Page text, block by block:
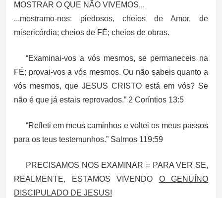
MOSTRAR O QUE NÃO VIVEMOS...
...mostramo-nos: piedosos, cheios de Amor, de
misericórdia; cheios de FÉ; cheios de obras.
“Examinai-vos a vós mesmos, se permaneceis na
FÉ; provai-vos a vós mesmos. Ou não sabeis quanto a
vós mesmos, que JESUS CRISTO está em vós? Se
não é que já estais reprovados.” 2 Coríntios 13:5
“Refleti em meus caminhos e voltei os meus passos
para os teus testemunhos.” Salmos 119:59
PRECISAMOS NOS EXAMINAR = PARA VER SE,
REALMENTE, ESTAMOS VIVENDO O GENUÍNO
DISCIPULADO DE JESUS!